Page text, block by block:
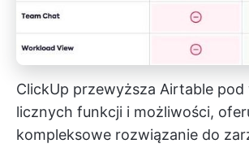
ClickUp przewyższa Airtable pod
licznych funkcji i możliwości,
kompleksowe rozwiązanie do